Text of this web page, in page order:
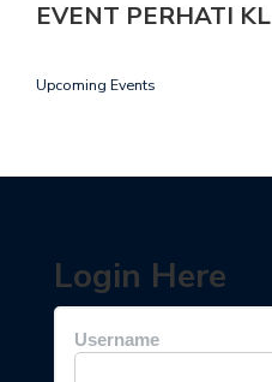
EVENT PERHATI KL
Upcoming Events
Login Here
Username